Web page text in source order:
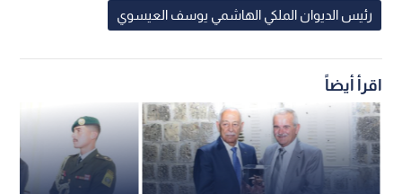
رئيس الديوان الملكي الهاشمي يوسف العيسوي
اقرأ أيضاً